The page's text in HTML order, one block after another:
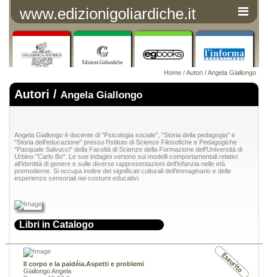
www.edizionigoliardiche.it
Home /Autori / Angela Giallongo
Autori / Angela Giallongo
Angela Giallongo è docente di "Psicologia sociale", "Storia della pedagogia" e
"Storia dell'educazione" presso l'Istituto di Scienze Filosofiche e Pedagogiche
"Pasquale Salvucci" della Facoltà di Scienze della Formazione dell'Università di
Urbino "Carlo Bo". Le sue indagini vertono sui modelli comportamentali relativi
all'identità di genere e sulle diverse rappresentazioni dell'infanzia nelle età
premoderne. Si occupa inoltre dei significati culturali dell'immaginario e delle
esperienze sensoriali nei costumi educativi.
Libri in Catalogo
Il corpo e la paidéia.Aspetti e problemi
Giallongo Angela